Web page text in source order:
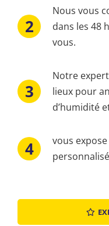
Nous vous
dans les 48
vous.
Notre
lieux pour
d’humidité
vous